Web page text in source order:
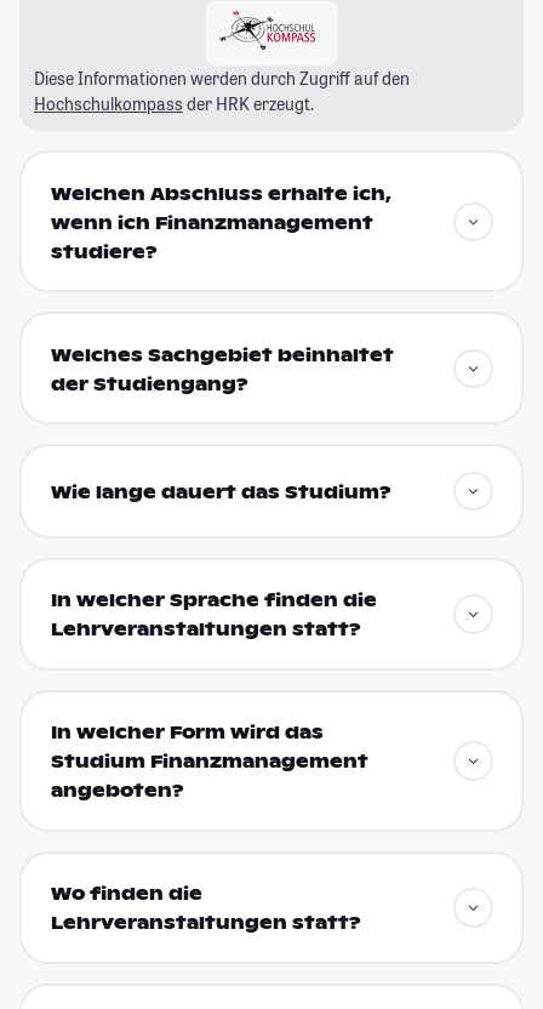
Diese Informationen werden durch Zugriff auf den
Hochschulkompass der HRK erzeugt.
Welchen Abschluss erhalte ich,
wenn ich Finanzmanagement
studiere?
Welches Sachgebiet beinhaltet
der Studiengang?
Wie lange dauert das Studium?
In welcher Sprache finden die
Lehrveranstaltungen statt?
In welcher Form wird das
Studium Finanzmanagement
angeboten?
Wo finden die
Lehrveranstaltungen statt?